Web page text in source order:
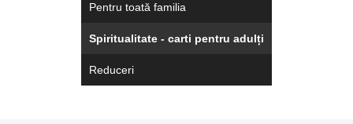
Pentru toată familia
Spiritualitate - carti pentru adulți
Reduceri